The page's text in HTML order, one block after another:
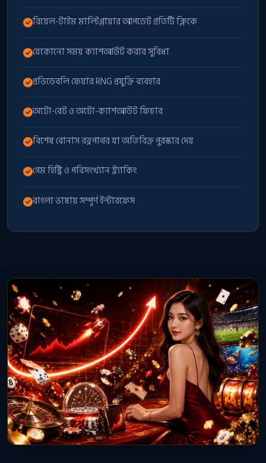
রিয়েল-টাইম মাল্টিপ্লায়ার আপডেট প্রতিটি ক্লিকে
যেকোনো সময় ক্যাশআউট করার সুবিধা
প্রভিডেবলি ফেয়ার RNG প্রযুক্তি ব্যবহার
অটো-বেট ও অটো-ক্যাশআউট ফিচার
বিশেষ বোনাস রত্নপাথর যা অতিরিক্ত পুরস্কার দেয়
গেম হিস্ট্রি ও পরিসংখ্যান ট্র্যাকিং
বাংলা ভাষায় সম্পূর্ণ ইন্টারফেস